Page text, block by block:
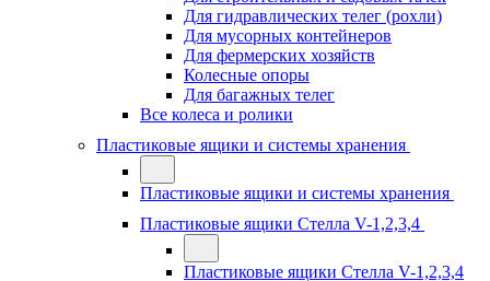
Для гидравлических телег (рохли)
Для мусорных контейнеров
Для фермерских хозяйств
Колесные опоры
Для багажных телег
Все колеса и ролики
Пластиковые ящики и системы хранения
Пластиковые ящики и системы хранения
Пластиковые ящики Стелла V-1,2,3,4
Пластиковые ящики Стелла V-1,2,3,4